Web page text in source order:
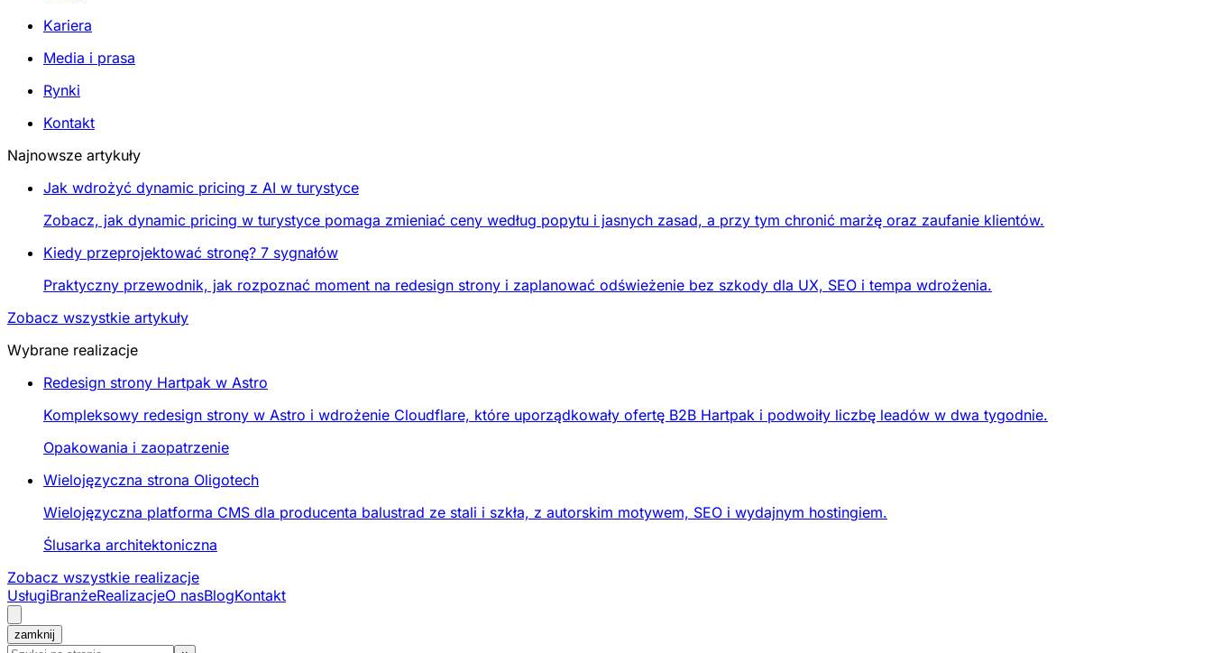
Kariera
Media i prasa
Rynki
Kontakt
Najnowsze artykuły
Jak wdrożyć dynamic pricing z AI w turystyce
Zobacz, jak dynamic pricing w turystyce pomaga zmieniać ceny według popytu i jasnych zasad, a przy tym chronić marżę oraz zaufanie klientów.
Kiedy przeprojektować stronę? 7 sygnałów
Praktyczny przewodnik, jak rozpoznać moment na redesign strony i zaplanować odświeżenie bez szkody dla UX, SEO i tempa wdrożenia.
Zobacz wszystkie artykuły
Wybrane realizacje
Redesign strony Hartpak w Astro
Kompleksowy redesign strony w Astro i wdrożenie Cloudflare, które uporządkowały ofertę B2B Hartpak i podwoiły liczbę leadów w dwa tygodnie.
Opakowania i zaopatrzenie
Wielojęzyczna strona Oligotech
Wielojęzyczna platforma CMS dla producenta balustrad ze stali i szkła, z autorskim motywem, SEO i wydajnym hostingiem.
Ślusarka architektoniczna
Zobacz wszystkie realizacje
UsługiBranżeRealizacjeO nasBlogKontakt
zamknij